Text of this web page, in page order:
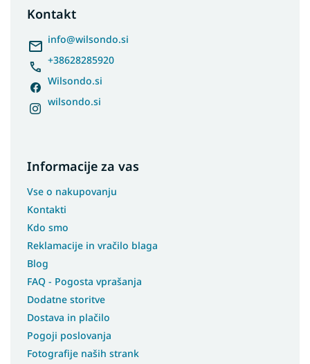
Kontakt
info@wilsondo.si
+38628285920
Wilsondo.si
wilsondo.si
Informacije za vas
Vse o nakupovanju
Kontakti
Kdo smo
Reklamacije in vračilo blaga
Blog
FAQ - Pogosta vprašanja
Dodatne storitve
Dostava in plačilo
Pogoji poslovanja
Fotografije naših strank